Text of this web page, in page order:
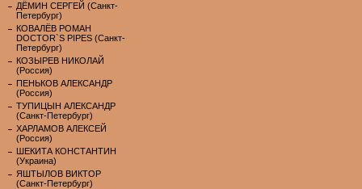
ДЁМИН СЕРГЕЙ (Санкт-
Петербург)
КОВАЛЁВ РОМАН
DOCTOR`S PIPES (Санкт-
Петербург)
КОЗЫРЕВ НИКОЛАЙ
(Россия)
ПЕНЬКОВ АЛЕКСАНДР
(Россия)
ТУПИЦЫН АЛЕКСАНДР
(Санкт-Петербург)
ХАРЛАМОВ АЛЕКСЕЙ
(Россия)
ШЕКИТА КОНСТАНТИН
(Украина)
ЯШТЫЛОВ ВИКТОР
(Санкт-Петербург)